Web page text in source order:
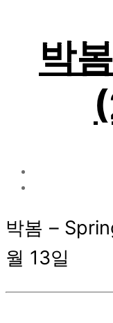
박
박봄 –
월 13일